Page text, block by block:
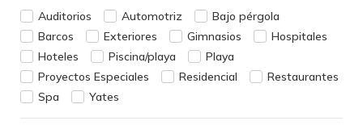
Auditorios Automotriz
Bajo pérgola
Barcos
Exteriores Gimnasios
Hospitales
Hoteles
Piscina/playa
Playa
Proyectos Especiales
Residencial
Restaurantes
Spa
Yates